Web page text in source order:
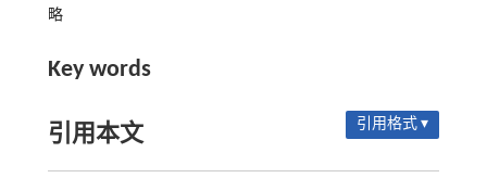
略
Key words
引用本文 引用格式 ▾